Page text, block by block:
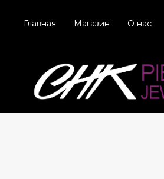
Главная Магазин О нас